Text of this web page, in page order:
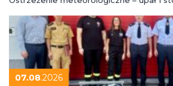
07.08.2026